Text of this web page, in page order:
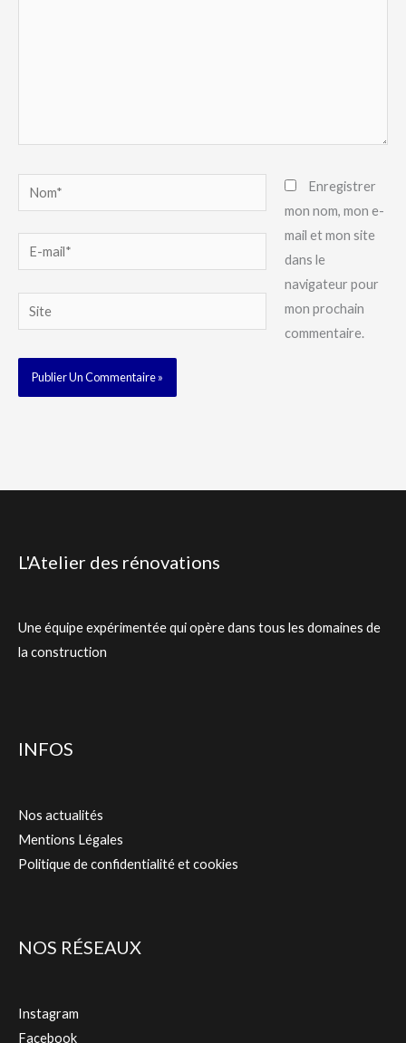
Nom*
E-
mail*
Site
Enregistrer
mon nom, mon e-
mail et mon site
dans le
navigateur pour
mon prochain
commentaire.
L'Atelier des rénovations
Une équipe expérimentée qui opère dans tous les domaines de
la construction
INFOS
Nos actualités
Mentions Légales
Politique de confidentialité et cookies
NOS RÉSEAUX
Instagram
Facebook